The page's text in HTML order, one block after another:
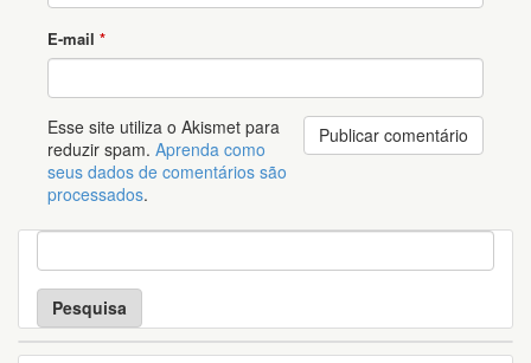
E-mail *
Esse site utiliza o Akismet para
reduzir spam. Aprenda como
seus dados de comentários são
processados.
P
e
s
u
i